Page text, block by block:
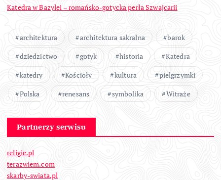
Katedra w Bazylei – romańsko-gotycka perła Szwajcarii
architektura architektura sakralna
barok
dziedzictwo
gotyk historia
Katedra
katedry
Kościoły kultura
pielgrzymki
Polska
renesans symbolika Witraże
Partnerzy serwisu
religie.pl
terazwiem.com
skarby-swiata.pl